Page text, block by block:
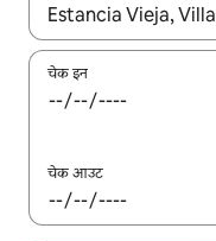
नतीजों के उपलब्ध होने
चेक इन
चेक आउट